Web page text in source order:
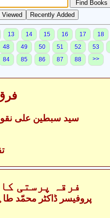
13 14 15 16 17 18
48 49 50 51 52 53
84 85 86 87 88
>>
-
فرقہ پرستی